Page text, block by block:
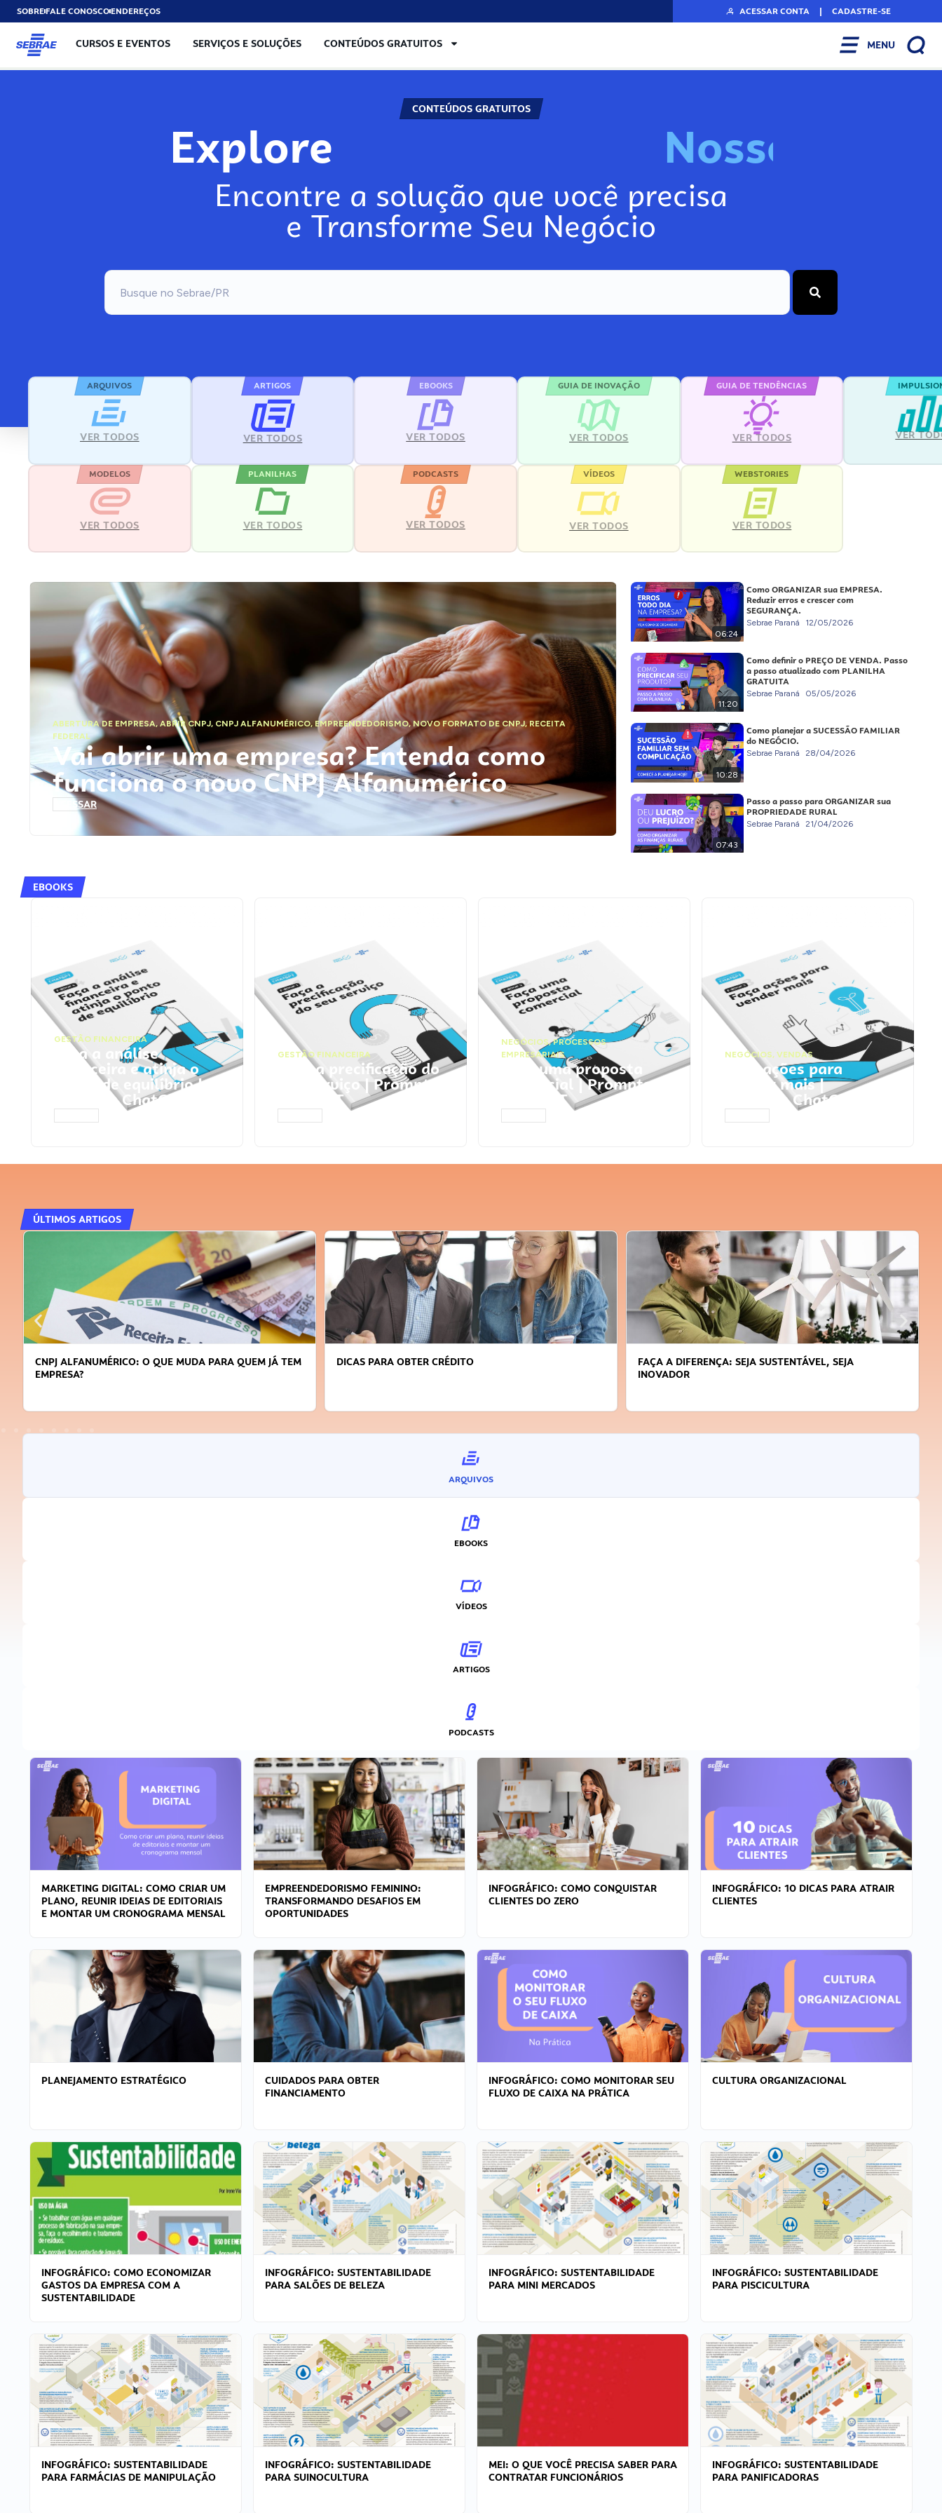
SOBREFALE CONOSCOENDEREÇOS ACESSAR CONTA | CADASTRE-SE
CURSOS E EVENTOS SERVIÇOS E SOLUÇÕES CONTEÚDOS GRATUITOS MENU
CONTEÚDOS GRATUITOS
Explore Noss
Encontre a solução que você precisa
e Transforme Seu Negócio
ARQUIVOS
VER TODOS
ARTIGOS
VER TODOS
EBOOKS
VER TODOS
GUIA DE INOVAÇÃO
VER TODOS
GUIA DE TENDÊNCIAS
VER TODOS VER
MODELOS
VER TODOS
PLANILHAS
VER TODOS
PODCASTS
VER TODOS
VÍDEOS
VER TODOS
WEBSTORIES
VER TODOS
ABERTURA DE EMPRESA,ABRIR CNPJ, CNPJ ALFANUMÉRICO, EMPREENDEDORISMO,NOVO FORMATO DE CNPJ,RECEITA
FEDERAL
Vai abrir uma empresa? Entenda como
funciona o novo CNPJ Alfanumérico
ACESSAR
06:24
Como ORGANIZAR sua EMPRESA.
Reduzir erros e crescer com
SEGURANÇA.
Sebrae Paraná 12/05/2026
11:20
Como definir o PREÇO DE VENDA. Passo
a passo atualizado com PLANILHA
GRATUITA
Sebrae Paraná 05/05/2026
10:28
Como planejar a SUCESSÃO FAMILIAR
do NEGÓCIO.
Sebrae Paraná 28/04/2026
07:43
Passo a passo para ORGANIZAR sua
PROPRIEDADE RURAL
Sebrae Paraná 21/04/2026
EBOOKS
GESTÃO FINANCEIRA
Faça a análise
financeira e atinja o
ponto de equilíbrio |
Prompts ChatGPT
GESTÃO FINANCEIRA
Faça a precificação do
seu serviço | Prompts
ChatGPT
NEGÓCIOS,PROCESSOS
EMPRESARIAIS
Faça uma proposta
comercial | Prompts
ChatGPT
NEGÓCIOS, VENDAS
Faça ações para
vender mais |
Prompts ChatGPT
ÚLTIMOS ARTIGOS
CNPJ ALFANUMÉRICO: O QUE MUDA PARA QUEM JÁ TEM
EMPRESA?
DICAS PARA OBTER CRÉDITO
FAÇA A DIFERENÇA: SEJA SUSTENTÁVEL, SEJA
INOVADOR
ARQUIVOS
EBOOKS
VÍDEOS
ARTIGOS
PODCASTS
MARKETING DIGITAL: COMO CRIAR UM
PLANO, REUNIR IDEIAS DE EDITORIAIS
E MONTAR UM CRONOGRAMA MENSAL
EMPREENDEDORISMO FEMININO:
TRANSFORMANDO DESAFIOS EM
OPORTUNIDADES
INFOGRÁFICO: COMO CONQUISTAR
CLIENTES DO ZERO
INFOGRÁFICO: 10 DICAS PARA ATRAIR
CLIENTES
PLANEJAMENTO ESTRATÉGICO
CUIDADOS PARA OBTER
FINANCIAMENTO
INFOGRÁFICO: COMO MONITORAR SEU
FLUXO DE CAIXA NA PRÁTICA
CULTURA ORGANIZACIONAL
INFOGRÁFICO: COMO ECONOMIZAR
GASTOS DA EMPRESA COM A
SUSTENTABILIDADE
INFOGRÁFICO: SUSTENTABILIDADE
PARA SALÕES DE BELEZA
INFOGRÁFICO: SUSTENTABILIDADE
PARA MINI MERCADOS
INFOGRÁFICO: SUSTENTABILIDADE
PARA PISCICULTURA
INFOGRÁFICO: SUSTENTABILIDADE
PARA FARMÁCIAS DE MANIPULAÇÃO
INFOGRÁFICO: SUSTENTABILIDADE
PARA SUINOCULTURA
MEI: O QUE VOCÊ PRECISA SABER PARA
CONTRATAR FUNCIONÁRIOS
INFOGRÁFICO: SUSTENTABILIDADE
PARA PANIFICADORAS